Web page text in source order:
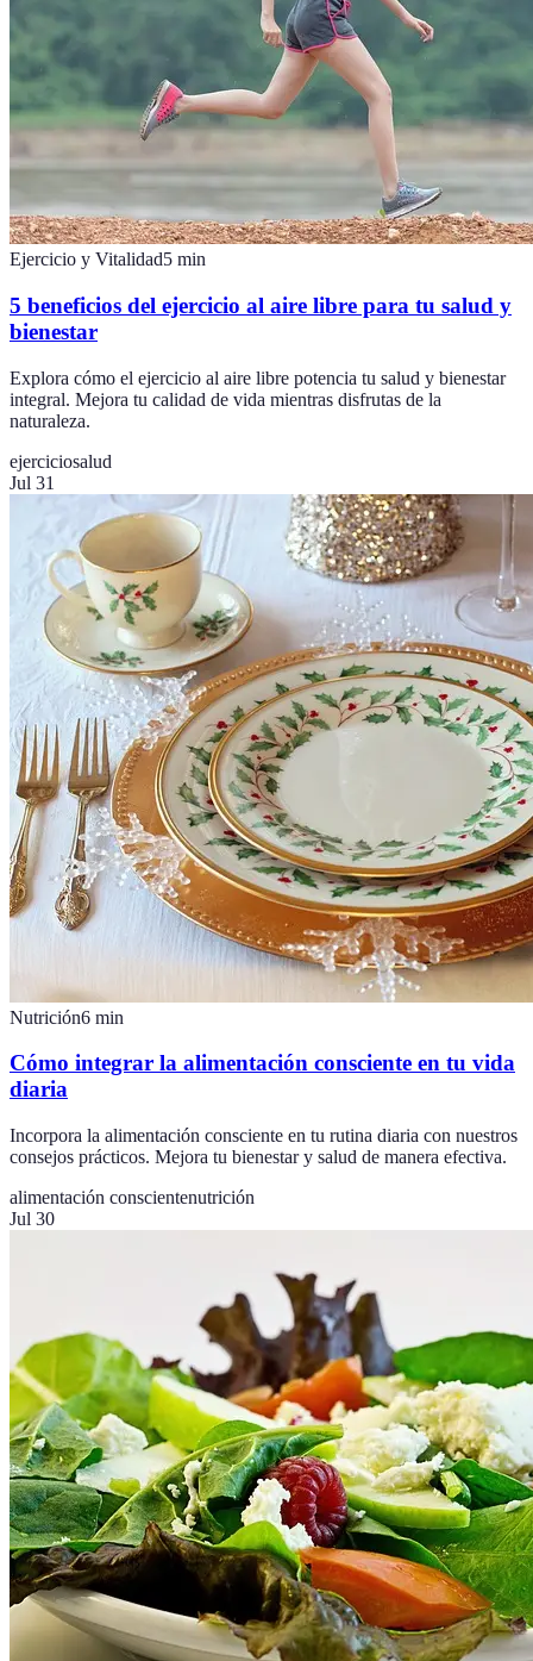
Ejercicio y Vitalidad5 min
5 beneficios del ejercicio al aire libre para tu salud y
bienestar
Explora cómo el ejercicio al aire libre potencia tu salud y bienestar
integral. Mejora tu calidad de vida mientras disfrutas de la
naturaleza.
ejerciciosalud
Jul 31
Nutrición6 min
Cómo integrar la alimentación consciente en tu vida
diaria
Incorpora la alimentación consciente en tu rutina diaria con nuestros
consejos prácticos. Mejora tu bienestar y salud de manera efectiva.
alimentación conscientenutrición
Jul 30